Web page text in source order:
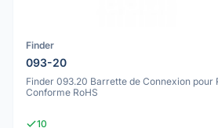
Finder
093-20
Finder 093.20 Barrette de Connexion pour
Conforme RoHS
10